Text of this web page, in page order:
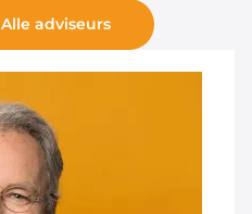
Alle adviseurs